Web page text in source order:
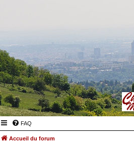
FAQ
Accueil du forum